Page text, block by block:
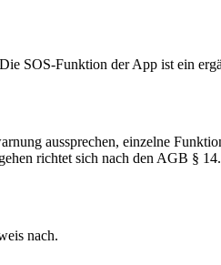
SOS-Funktion der App ist ein
aussprechen, einzelne
richtet sich nach den AGB § 14.
nach.